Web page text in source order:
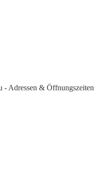
- Adressen & Öffnungszeiten